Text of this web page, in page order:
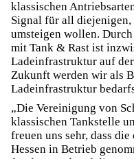
klassischen
Signal für all
umsteigen wollen.
mit Tank & Rast ist
Ladeinfrastruktur auf
Zukunft werden wir als
Ladeinfrastruktur
„Die Vereinigung von
klassischen Tankstelle
freuen uns sehr, dass
Hessen in Betrieb